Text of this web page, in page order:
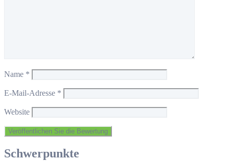
Name *
E-Mail-Adresse *
Website
Schwerpunkte